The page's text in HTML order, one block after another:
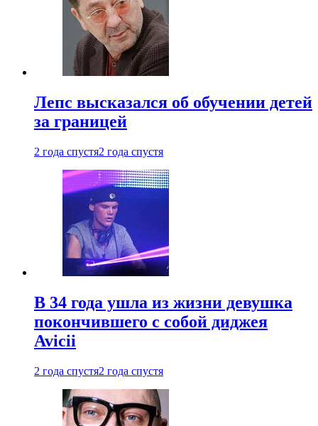
Лепс высказался об обучении детей
за границей
2 года спустя2 года спустя
В 34 года ушла из жизни девушка
покончившего с собой диджея
Avicii
2 года спустя2 года спустя